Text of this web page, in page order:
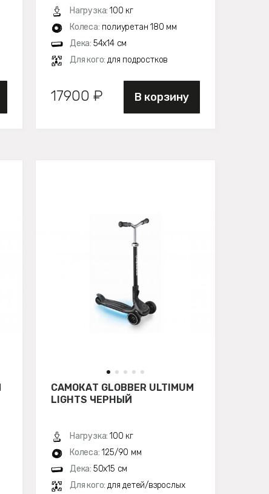
Нагрузка: 100 кг
Колеса: полиуретан 180 мм
Дека: 54x14 см
Для кого: для подростков
17900 ₽ В корзину
САМОКАТ GLOBBER ULTIMUM
LIGHTS ЧЕРНЫЙ
Нагрузка: 100 кг
Колеса: 125/90 мм
Дека: 50х15 см
Для кого: для детей/взрослых